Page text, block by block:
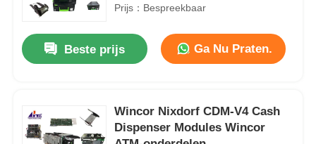
Geldautomaatonderdelen
Prijs：Bespreekbaar
Beste prijs Ga Nu Praten.
Wincor Nixdorf CDM-V4 Cash
Dispenser Modules Wincor